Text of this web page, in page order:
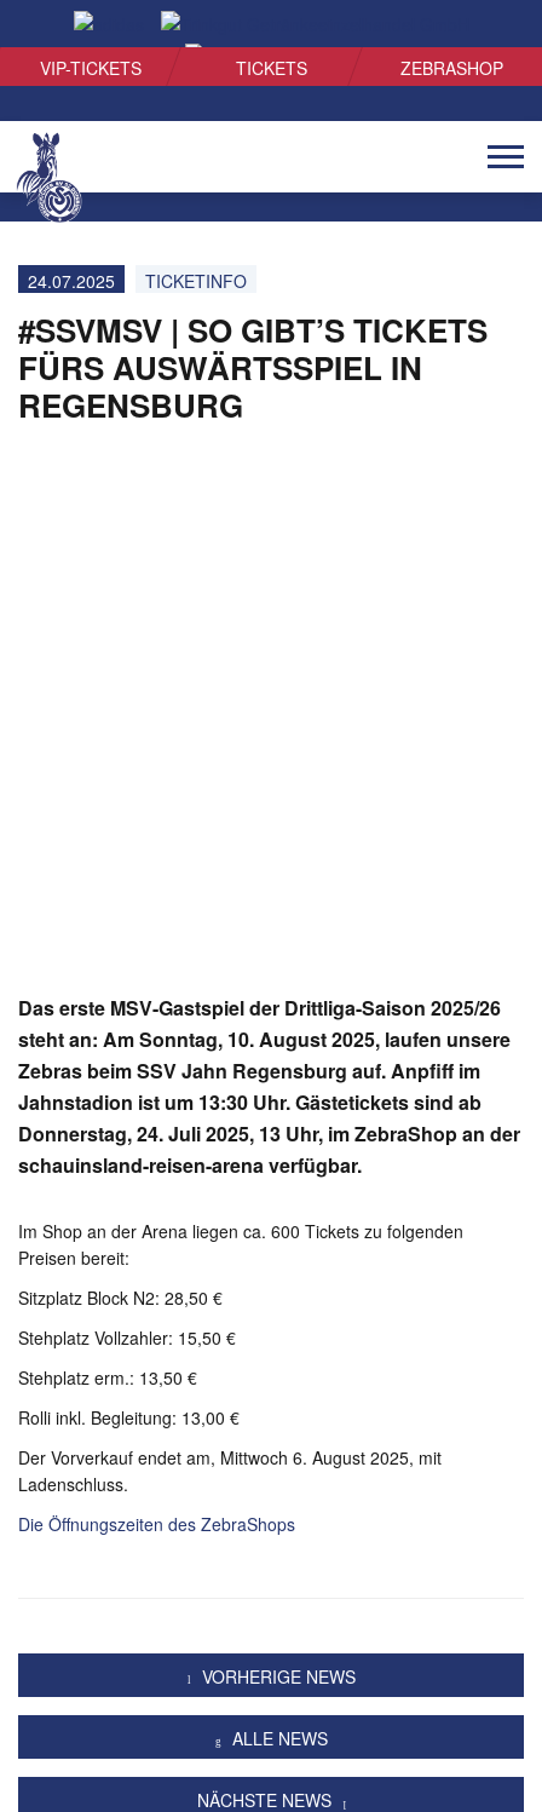
VIP-TICKETS TICKETS ZEBRASHOP
24.07.2025 TICKETINFO
#SSVMSV | SO GIBT’S TICKETS
FÜRS AUSWÄRTSSPIEL IN
REGENSBURG
Das erste MSV-Gastspiel der Drittliga-Saison 2025/26
steht an: Am Sonntag, 10. August 2025, laufen unsere
Zebras beim SSV Jahn Regensburg auf. Anpfiff im
Jahnstadion ist um 13:30 Uhr. Gästetickets sind ab
Donnerstag, 24. Juli 2025, 13 Uhr, im ZebraShop an der
schauinsland-reisen-arena verfügbar.
Im Shop an der Arena liegen ca. 600 Tickets zu folgenden
Preisen bereit:
Sitzplatz Block N2: 28,50 €
Stehplatz Vollzahler: 15,50 €
Stehplatz erm.: 13,50 €
Rolli inkl. Begleitung: 13,00 €
Der Vorverkauf endet am, Mittwoch 6. August 2025, mit
Ladenschluss.
Die Öffnungszeiten des ZebraShops
VORHERIGE NEWS
ALLE NEWS
NÄCHSTE NEWS